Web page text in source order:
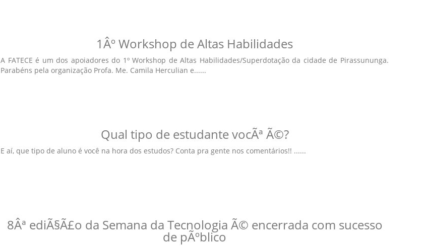
1Âº Workshop de Altas Habilidades
A FATECE é um dos apoiadores do 1º Workshop de Altas Habilidades/Superdotação da cidade de Pirassununga.
Parabéns pela organização Profa. Me. Camila Herculian e......
Qual tipo de estudante vocÃª Ã©?
E aí, que tipo de aluno é você na hora dos estudos? Conta pra gente nos comentários!! ......
8Âª ediÃ§Ã£o da Semana da Tecnologia Ã© encerrada com sucesso
de pÃºblico